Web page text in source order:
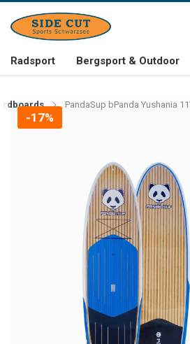
Radsport Bergsport & Outdoor
PandaSup bPanda Yushania
-17%